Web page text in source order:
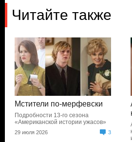
Читайте также
Мстители по-мерфевски
Подробности 13-го сезона
«Американской истории ужасов»
29 июля 2026 3